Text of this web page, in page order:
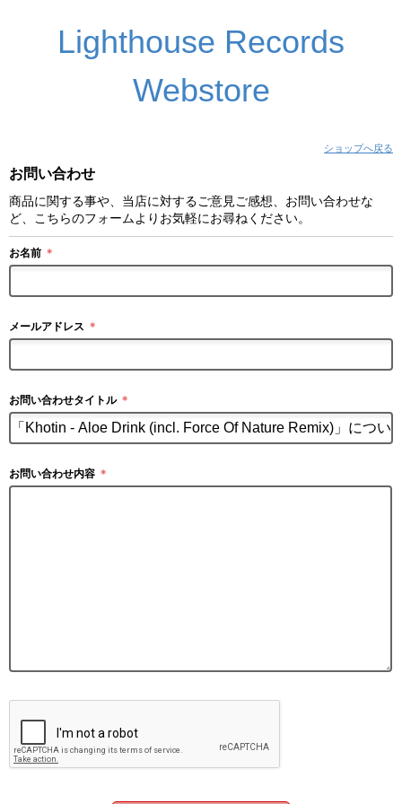
Lighthouse Records
Webstore
ショップへ戻る
お問い合わせ
商品に関する事や、当店に対するご意見ご感想、お問い合わせな
ど、こちらのフォームよりお気軽にお尋ねください。
お名前 ＊
メールアドレス ＊
お問い合わせタイトル ＊
お問い合わせ内容 ＊